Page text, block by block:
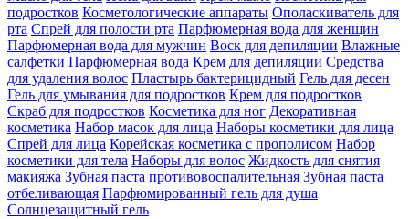
подростков Косметологические аппараты Ополаскиватель для
рта Спрей для полости рта Парфюмерная вода для женщин
Парфюмерная вода для мужчин Воск для депиляции Влажные
салфетки Парфюмерная вода Крем для депиляции Средства
для удаления волос Пластырь бактерицидный Гель для десен
Гель для умывания для подростков Крем для подростков
Скраб для подростков Косметика для ног Декоративная
косметика Набор масок для лица Наборы косметики для лица
Спрей для лица Корейская косметика с прополисом Набор
косметики для тела Наборы для волос Жидкость для снятия
макияжа Зубная паста противовоспалительная Зубная паста
отбеливающая Парфюмированный гель для душа
Солнцезащитный гель